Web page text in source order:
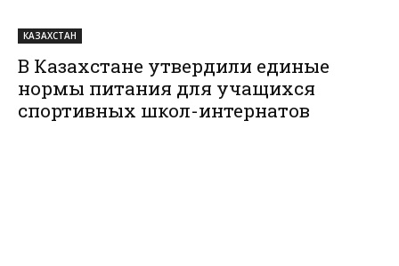
КАЗАХСТАН
В Казахстане утвердили единые
нормы питания для учащихся
спортивных школ-интернатов